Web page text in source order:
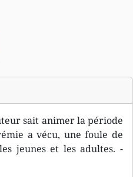
sait animer la période
a vécu, une foule de
jeunes et les adultes. -